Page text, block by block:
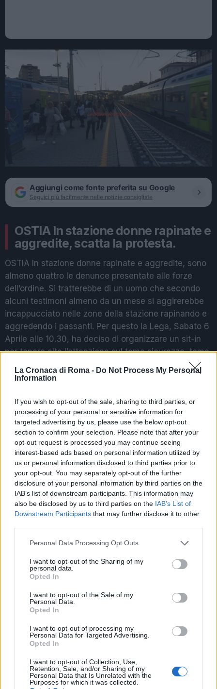
La Cronaca di Roma - Do Not Process My Personal
Information
If you wish to opt-out of the sale, sharing to third parties, or
processing of your personal or sensitive information for
targeted advertising by us, please use the below opt-out
section to confirm your selection. Please note that after your
opt-out request is processed you may continue seeing
interest-based ads based on personal information utilized by
us or personal information disclosed to third parties prior to
your opt-out. You may separately opt-out of the further
disclosure of your personal information by third parties on the
IAB’s list of downstream participants. This information may
also be disclosed by us to third parties on the IAB’s List of
Downstream Participants that may further disclose it to other
Please note that this website/app uses one or more Google
not limited to your visit or usage behaviour. You may click to
grant or deny consent to Google and its third-party tags to
use your data for below specified purposes in below Google
consent section.
Personal Data Processing Opt Outs
I want to opt-out of the Sharing of my
personal data.
Opted In
I want to opt-out of the Sale of my
Personal Data.
Opted In
I want to opt-out of processing my
Personal Data for Targeted Advertising.
Opted In
I want to opt-out of Collection, Use,
Retention, Sale, and/or Sharing of my
Personal Data that Is Unrelated with the
Purposes for which it was collected.
Aggiungi come fonte preferita su Google
Seguici più facilmente nelle notizie consigliate
OSTIA In stazione donne rapinate e
aggredite, scatta la protesta.
OSTIA In stazione donne rapinate e aggredite, sono
almeno quattro le denunce presentate alle forze
dell’ordine. Si tratterebbe di un uomo che secondo
alcuni testimoni almeno da un mese si aggirerebbe
incappucciato nelle zone della stazione rapinando e
aggredendo i passanti. Per questo la Lega, Sabato 6
Aprile alle 10.30, ha deciso di organizzare un sit-in
per tenere alta l’attenzione sul tema sicurezza, tema
CALCIO Zaniolo sul
contratto: “Sono
stato male
interpretato”
ULTIM’ORA
CIRCUMVESUVIANA
— Scarcerato il
terzo arrestato
POTREBBE INTERESSARTI
Christmas World a Roma, la
Capitale ospiterà il villaggio
natalizio più grande d’Europa
l’autovelox. Multe per chi supera
3 anni fa